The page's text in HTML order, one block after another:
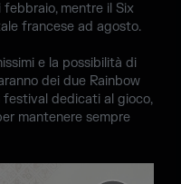
mentre il Six
francese ad agosto.
e la possibilità di
dei due Rainbow
festival dedicati al gioco,
mantenere sempre